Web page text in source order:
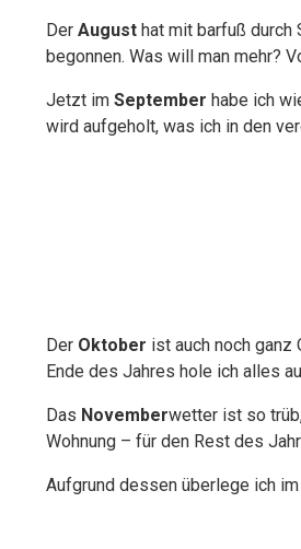
Der August hat mit barfuß durch
begonnen. Was will man mehr?
Jetzt im September habe ich
wird aufgeholt, was ich in den
Der Oktober ist auch noch ganz
Ende des Jahres hole ich alles
Das Novemberwetter ist so
Wohnung – für den Rest des
Aufgrund dessen überlege ich im